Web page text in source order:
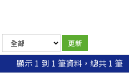
顯示 1 到 1 筆資料，總共 1 筆